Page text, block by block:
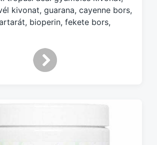
kivonat, guarana, cayenne bors,
bioperin, fekete bors,